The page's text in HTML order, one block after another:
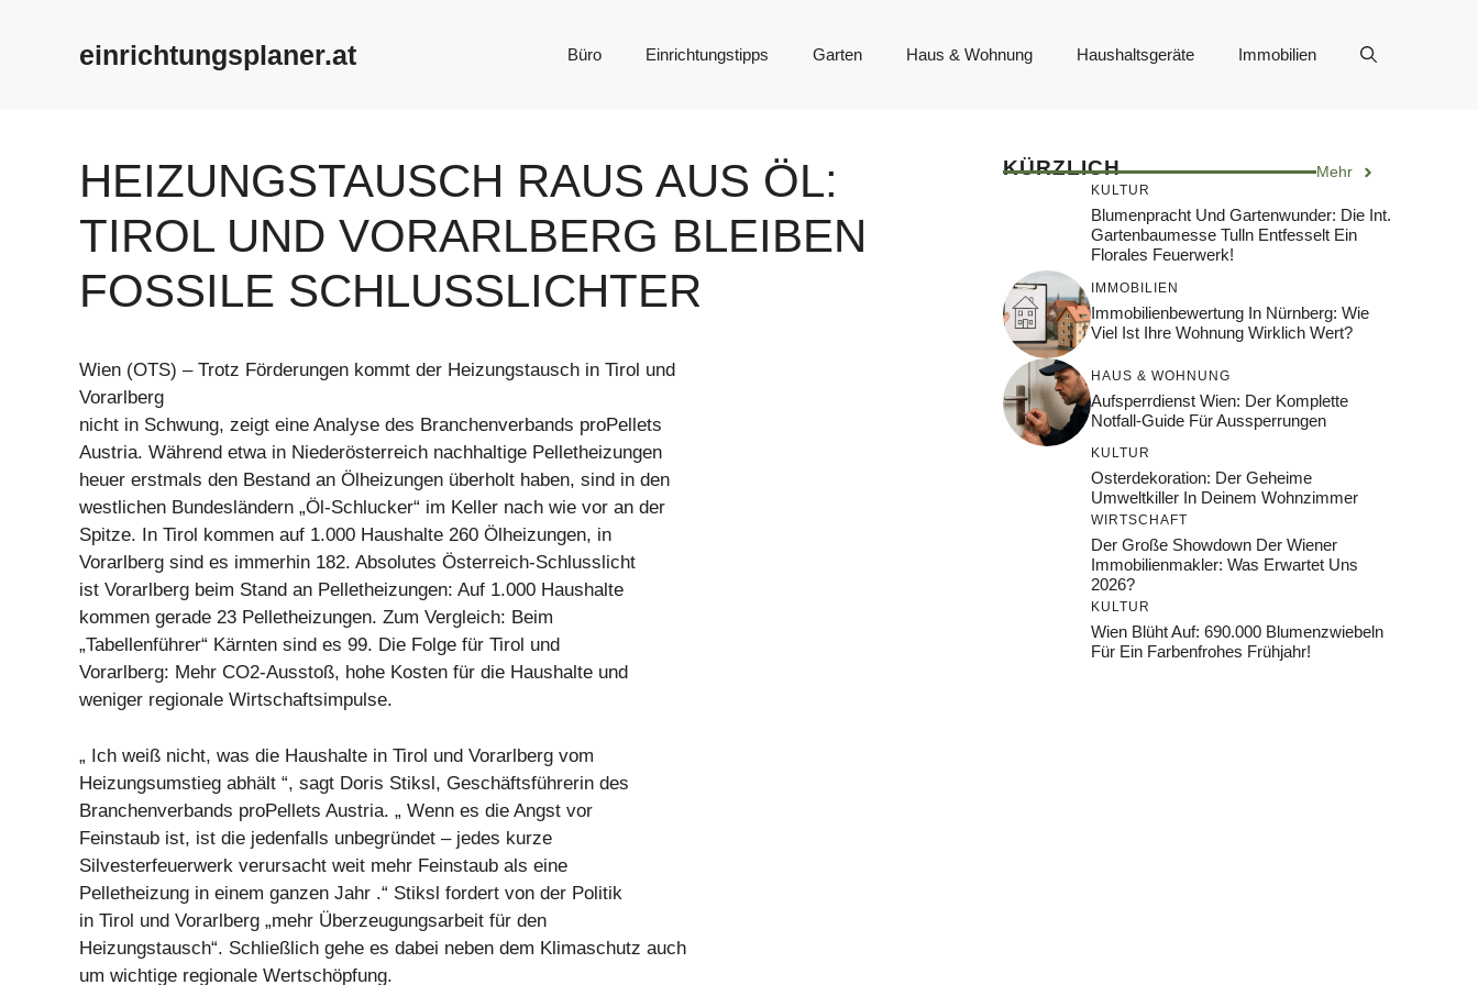
einrichtungsplaner.at Büro Einrichtungstipps Garten Haus & Wohnung Haushaltsgeräte Immobilien
HEIZUNGSTAUSCH RAUS AUS ÖL:
TIROL UND VORARLBERG BLEIBEN
FOSSILE SCHLUSSLICHTER
Wien (OTS) – Trotz Förderungen kommt der Heizungstausch in Tirol und
Vorarlberg
nicht in Schwung, zeigt eine Analyse des Branchenverbands proPellets
Austria. Während etwa in Niederösterreich nachhaltige Pelletheizungen
heuer erstmals den Bestand an Ölheizungen überholt haben, sind in den
westlichen Bundesländern „Öl-Schlucker“ im Keller nach wie vor an der
Spitze. In Tirol kommen auf 1.000 Haushalte 260 Ölheizungen, in
Vorarlberg sind es immerhin 182. Absolutes Österreich-Schlusslicht
ist Vorarlberg beim Stand an Pelletheizungen: Auf 1.000 Haushalte
kommen gerade 23 Pelletheizungen. Zum Vergleich: Beim
„Tabellenführer“ Kärnten sind es 99. Die Folge für Tirol und
Vorarlberg: Mehr CO2-Ausstoß, hohe Kosten für die Haushalte und
weniger regionale Wirtschaftsimpulse.
„ Ich weiß nicht, was die Haushalte in Tirol und Vorarlberg vom
Heizungsumstieg abhält “, sagt Doris Stiksl, Geschäftsführerin des
Branchenverbands proPellets Austria. „ Wenn es die Angst vor
Feinstaub ist, ist die jedenfalls unbegründet – jedes kurze
Silvesterfeuerwerk verursacht weit mehr Feinstaub als eine
Pelletheizung in einem ganzen Jahr .“ Stiksl fordert von der Politik
in Tirol und Vorarlberg „mehr Überzeugungsarbeit für den
Heizungstausch“. Schließlich gehe es dabei neben dem Klimaschutz auch
um wichtige regionale Wertschöpfung.
KÜRZLICH Mehr
KULTUR
Blumenpracht Und Gartenwunder: Die Int.
Gartenbaumesse Tulln Entfesselt Ein
Florales Feuerwerk!
IMMOBILIEN
Immobilienbewertung In Nürnberg: Wie
Viel Ist Ihre Wohnung Wirklich Wert?
HAUS & WOHNUNG
Aufsperrdienst Wien: Der Komplette
Notfall-Guide Für Aussperrungen
KULTUR
Osterdekoration: Der Geheime
Umweltkiller In Deinem Wohnzimmer
WIRTSCHAFT
Der Große Showdown Der Wiener
Immobilienmakler: Was Erwartet Uns
2026?
KULTUR
Wien Blüht Auf: 690.000 Blumenzwiebeln
Für Ein Farbenfrohes Frühjahr!